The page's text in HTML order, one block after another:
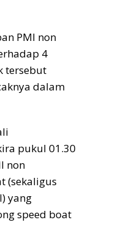
PMI non
4
tersebut
dalam
pukul 01.30
non
(sekaligus
yang
speed boat